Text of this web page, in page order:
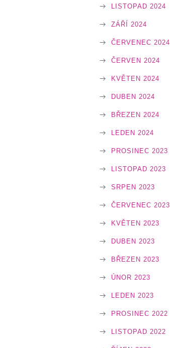
LISTOPAD 2024
ZÁŘÍ 2024
ČERVENEC 2024
ČERVEN 2024
KVĚTEN 2024
DUBEN 2024
BŘEZEN 2024
LEDEN 2024
PROSINEC 2023
LISTOPAD 2023
SRPEN 2023
ČERVENEC 2023
KVĚTEN 2023
DUBEN 2023
BŘEZEN 2023
ÚNOR 2023
LEDEN 2023
PROSINEC 2022
LISTOPAD 2022